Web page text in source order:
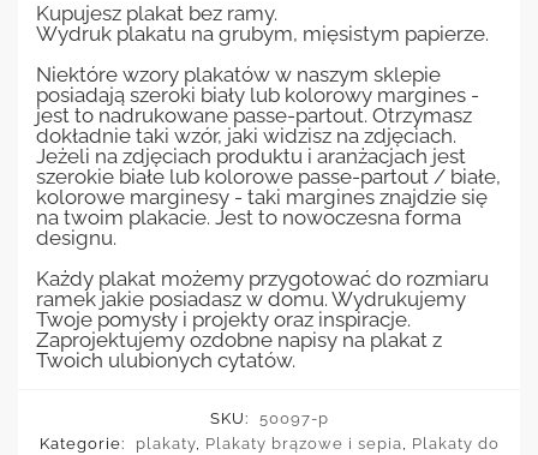
Kupujesz plakat bez ramy.
Wydruk plakatu na grubym, mięsistym papierze.
Niektóre wzory plakatów w naszym sklepie
posiadają szeroki biały lub kolorowy margines -
jest to nadrukowane passe-partout. Otrzymasz
dokładnie taki wzór, jaki widzisz na zdjęciach.
Jeżeli na zdjęciach produktu i aranżacjach jest
szerokie białe lub kolorowe passe-partout / białe,
kolorowe marginesy - taki margines znajdzie się
na twoim plakacie. Jest to nowoczesna forma
designu.
Każdy plakat możemy przygotować do rozmiaru
ramek jakie posiadasz w domu. Wydrukujemy
Twoje pomysły i projekty oraz inspiracje.
Zaprojektujemy ozdobne napisy na plakat z
Twoich ulubionych cytatów.
SKU:
50097-p
Kategorie:
plakaty, Plakaty brązowe i sepia, Plakaty do